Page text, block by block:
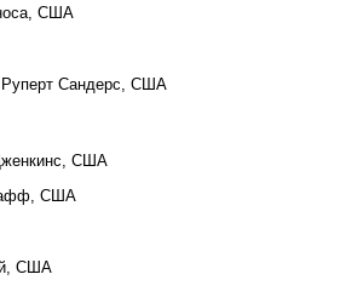
США
Сандерс, США
США
США
США